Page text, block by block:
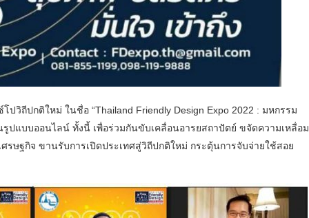
วิถีปกติใหม่ ในชื่อ “Thailand Friendly Design Expo 2022 : มหกรรม
ปแบบออนไลน์ ทั้งนี้ เพื่อร่วมกันขับเคลื่อนอารยสถาปัตย์ ขจัดความเหลื่อม
รษฐกิจ ขานรับการเปิดประเทศสู่วิถีปกติใหม่ กระตุ้นการจับจ่ายใช้สอย